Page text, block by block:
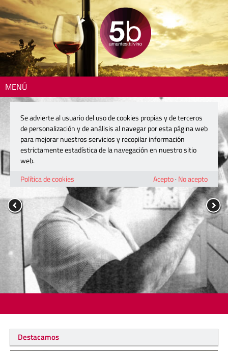
MENÚ
Destacamos
Se advierte al usuario del uso de cookies propias y de terceros
de personalización y de análisis al navegar por esta página web
para mejorar nuestros servicios y recopilar información
estrictamente estadística de la navegación en nuestro sitio
web.
Política de cookies
Acepto· No acepto